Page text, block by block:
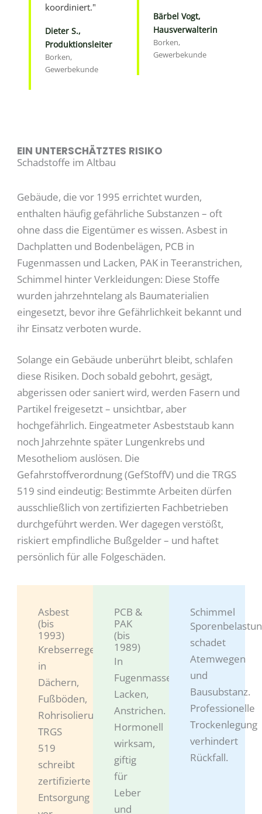
koordiniert."
Dieter S.,
Produktionsleiter
Borken,
Gewerbekunde
Bärbel Vogt,
Hausverwalterin
Borken,
Gewerbekunde
EIN UNTERSCHÄTZTES RISIKO
Schadstoffe im Altbau
Gebäude, die vor 1995 errichtet wurden,
enthalten häufig gefährliche Substanzen – oft
ohne dass die Eigentümer es wissen. Asbest in
Dachplatten und Bodenbelägen, PCB in
Fugenmassen und Lacken, PAK in Teeranstrichen,
Schimmel hinter Verkleidungen: Diese Stoffe
wurden jahrzehntelang als Baumaterialien
eingesetzt, bevor ihre Gefährlichkeit bekannt und
ihr Einsatz verboten wurde.
Solange ein Gebäude unberührt bleibt, schlafen
diese Risiken. Doch sobald gebohrt, gesägt,
abgerissen oder saniert wird, werden Fasern und
Partikel freigesetzt – unsichtbar, aber
hochgefährlich. Eingeatmeter Asbeststaub kann
noch Jahrzehnte später Lungenkrebs und
Mesotheliom auslösen. Die
Gefahrstoffverordnung (GefStoffV) und die TRGS
519 sind eindeutig: Bestimmte Arbeiten dürfen
ausschließlich von zertifizierten Fachbetrieben
durchgeführt werden. Wer dagegen verstößt,
riskiert empfindliche Bußgelder – und haftet
persönlich für alle Folgeschäden.
Asbest
(bis
1993)
Krebserregend,
in
Dächern,
Fußböden,
Rohrisolierungen.
TRGS
519
schreibt
zertifizierte
Entsorgung
PCB &
PAK
(bis
1989)
In
Fugenmassen,
Lacken,
Anstrichen.
Hormonell
wirksam,
giftig
für
Leber
und
Schimmel
schadet
Atemwegen
und
Bausubstanz.
Professionelle
Trockenlegung
verhindert
Rückfall.